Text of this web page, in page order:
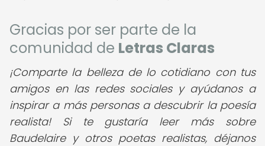
Gracias por ser parte de la
comunidad de Letras Claras
¡Comparte la belleza de lo cotidiano con tus
amigos en las redes sociales y ayúdanos a
inspirar a más personas a descubrir la poesía
realista! Si te gustaría leer más sobre
Baudelaire y otros poetas realistas, déjanos